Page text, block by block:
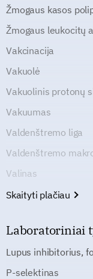
Žmogaus kasos
Žmogaus leukocitų
Vakcinacija
Vakuolė
Vakuolinis protonų
Vakuumas
Valdenštremo liga
Valdenštremo
Valinas
Skaityti plačiau
Laboratoriniai
Lupus inhibitorius,
P-selektinas